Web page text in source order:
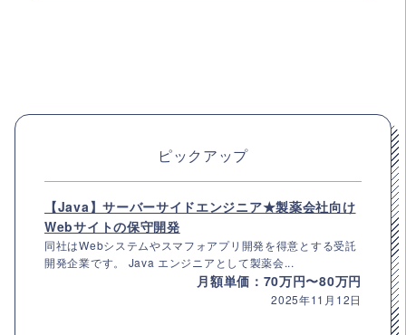
ピックアップ
【Java】サーバーサイドエンジニア★製薬会社向け
Webサイトの保守開発
同社はWebシステムやスマフォアプリ開発を得意とする受託
開発企業です。 Java エンジニアとして製薬会...
月額単価：70万円〜80万円
2025年11月12日